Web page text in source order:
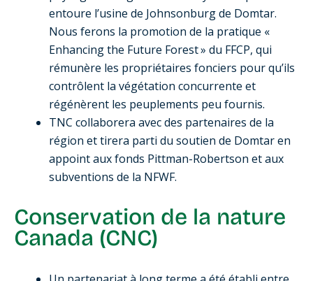
entoure l’usine de Johnsonburg de Domtar.
Nous ferons la promotion de la pratique «
Enhancing the Future Forest » du FFCP, qui
rémunère les propriétaires fonciers pour qu’ils
contrôlent la végétation concurrente et
régénèrent les peuplements peu fournis.
TNC collaborera avec des partenaires de la
région et tirera parti du soutien de Domtar en
appoint aux fonds Pittman-Robertson et aux
subventions de la NFWF.
Conservation de la nature
Canada (CNC)